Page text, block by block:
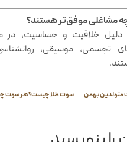
مشاغلی موفق‌تر هستند؟
دلیل خلاقیت و حساسیت، در
تجسمی، موسیقی،
متولدین بهمن